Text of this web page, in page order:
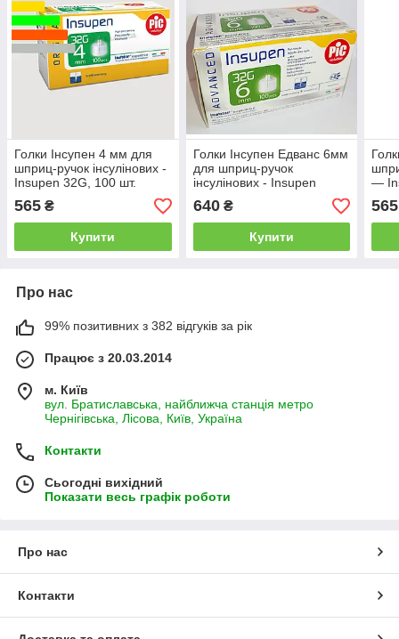
Голки Інсупен 4 мм для
шприц-ручок інсулінових -
Insupen 32G, 100 шт.
565 ₴
Купити
Голки Інсупен Едванс 6мм
для шприц-ручок
інсулінових - Insupen
ADVANCED 6 mm 32G,
100 шт.
640₴
Купити
—
565
Про нас
99% позитивних з 382 відгуків за рік
Працює з 20.03.2014
м. Київ
вул. Братиславська, найближча станція метро
Чернігівська, Лісова, Київ, Україна
Контакти
Сьогодні вихідний
Показати весь графік роботи
Про нас
Контакти